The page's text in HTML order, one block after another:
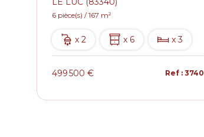
6 pièce(s) / 167 m²
x 2 x 6 x 3
499 500 € Ref : 3740